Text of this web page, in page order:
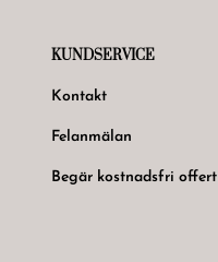
KUNDSERVICE
Kontakt
Felanmälan
Begär kostnadsfri offert